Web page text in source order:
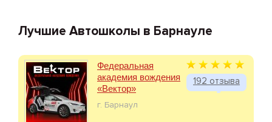
Лучшие Автошколы в Барнауле
192 отзыва
Федеральная
академия вождения
«Вектор»
г. Барнаул